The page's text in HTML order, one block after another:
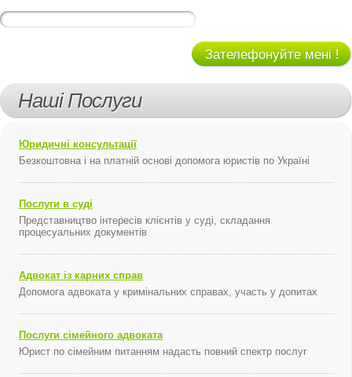
Зателефонуйте мені !
Наші Послуги
Юридичні консультації
Безкоштовна і на платній основі допомога юристів по Україні
Послуги в суді
Представництво інтересів клієнтів у суді, складання
процесуальних документів
Адвокат із карних справ
Допомога адвоката у кримінальних справах, участь у допитах
Послуги сімейного адвоката
Юрист по сімейним питанням надасть повний спектр послуг